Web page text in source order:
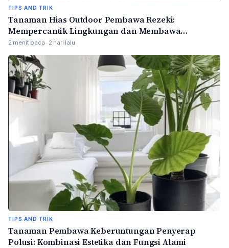
TIPS AND TRIK
Tanaman Hias Outdoor Pembawa Rezeki:
Mempercantik Lingkungan dan Membawa
Keberuntungan
2 menit baca · 2 hari lalu
TIPS AND TRIK
Tanaman Pembawa Keberuntungan Penyerap
Polusi: Kombinasi Estetika dan Fungsi Alami